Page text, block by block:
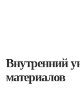
Внутренний
материалов